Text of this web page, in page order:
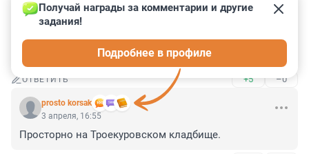
3 апреля, 17:55
Я пришла на могилу к моему любимому дедушке .
Иван. Прошло уже достаточно времени а я не могу
..слёзы. Как жалко что он не узнал что я стала мамой
ОТВЕТИТЬ +5 –0
prosto korsak
Получай награды за комментарии и другие
задания!
Подробнее в профиле
3 апреля, 16:55
Просторно на Троекуровском кладбище.